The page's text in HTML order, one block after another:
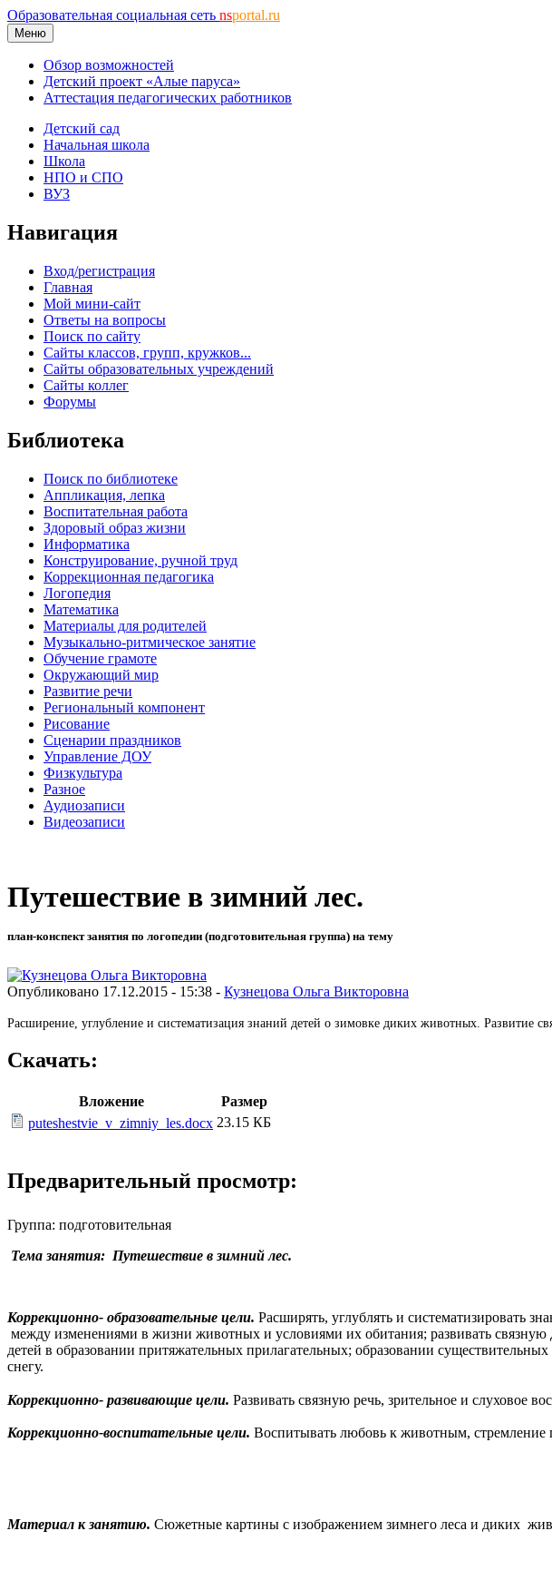
Образовательная социальная сеть nsportal.ru
Меню
Обзор возможностей
Детский проект «Алые паруса»
Аттестация педагогических работников
Детский сад
Начальная школа
Школа
НПО и СПО
ВУЗ
Навигация
Вход/регистрация
Главная
Мой мини-сайт
Ответы на вопросы
Поиск по сайту
Сайты классов, групп, кружков...
Сайты образовательных учреждений
Сайты коллег
Форумы
Библиотека
Поиск по библиотеке
Аппликация, лепка
Воспитательная работа
Здоровый образ жизни
Информатика
Конструирование, ручной труд
Коррекционная педагогика
Логопедия
Математика
Материалы для родителей
Музыкально-ритмическое занятие
Обучение грамоте
Окружающий мир
Развитие речи
Региональный компонент
Рисование
Сценарии праздников
Управление ДОУ
Физкультура
Разное
Аудиозаписи
Видеозаписи
Путешествие в зимний лес.
план-конспект занятия по логопедии (подготовительная группа) на тему
Опубликовано 17.12.2015 - 15:38 - Кузнецова Ольга Викторовна
Расширение, углубление и систематизация знаний детей о зимовке диких животных. Развитие
Скачать:
Вложение
Размер
puteshestvie_v_zimniy_les.docx 23.15 КБ
Предварительный просмотр:
Группа: подготовительная
Тема занятия: Путешествие в зимний лес.
Коррекционно- образовательные цели. Расширять, углублять и систематизировать
между изменениями в жизни животных и условиями их обитания; развивать
детей в образовании притяжательных прилагательных; образовании
снегу.
Коррекционно- развивающие цели. Развивать связную речь, зрительное и слуховое
Коррекционно-воспитательные цели. Воспитывать любовь к животным, стремление
Материал к занятию. Сюжетные картины с изображением зимнего леса и диких